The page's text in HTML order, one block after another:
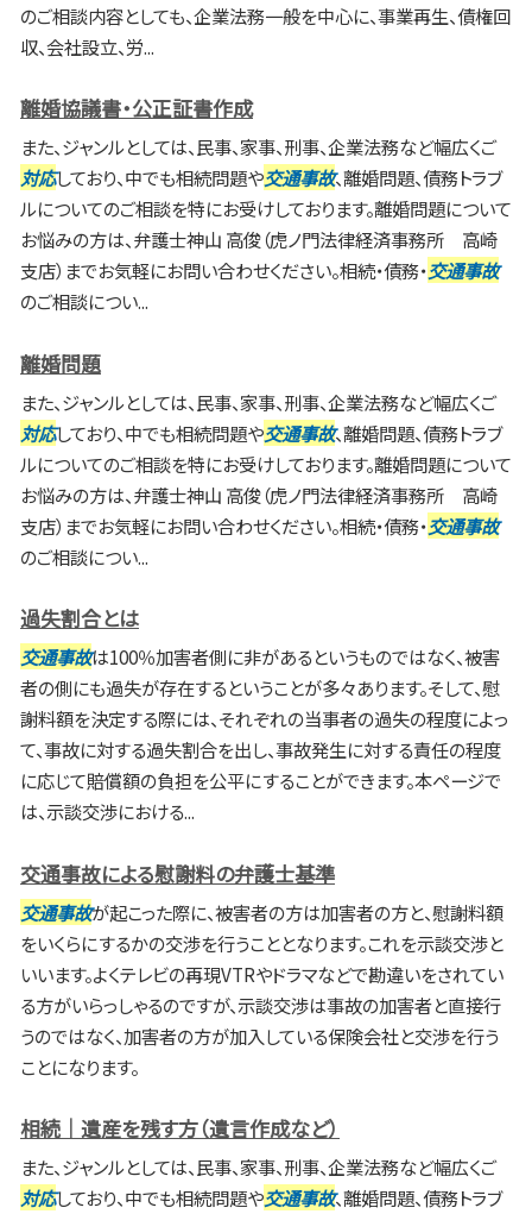
のご相談内容としても、企業法務一般を中心に、事業再生、債権回
収、会社設立、労...
離婚協議書・公正証書作成
また、ジャンルとしては、民事、家事、刑事、企業法務など幅広くご
対応しており、中でも相続問題や交通事故、離婚問題、債務トラブ
ルについてのご相談を特にお受けしております。離婚問題について
お悩みの方は、弁護士神山 高俊（虎ノ門法律経済事務所 高崎
支店）までお気軽にお問い合わせください。相続・債務・交通事故
のご相談につい...
離婚問題
また、ジャンルとしては、民事、家事、刑事、企業法務など幅広くご
対応しており、中でも相続問題や交通事故、離婚問題、債務トラブ
ルについてのご相談を特にお受けしております。離婚問題について
お悩みの方は、弁護士神山 高俊（虎ノ門法律経済事務所 高崎
支店）までお気軽にお問い合わせください。相続・債務・交通事故
のご相談につい...
過失割合とは
交通事故は100％加害者側に非があるというものではなく、被害
者の側にも過失が存在するということが多々あります。そして、慰
謝料額を決定する際には、それぞれの当事者の過失の程度によっ
て、事故に対する過失割合を出し、事故発生に対する責任の程度
に応じて賠償額の負担を公平にすることができます。本ページで
は、示談交渉における...
交通事故による慰謝料の弁護士基準
交通事故が起こった際に、被害者の方は加害者の方と、慰謝料額
をいくらにするかの交渉を行うこととなります。これを示談交渉と
いいます。よくテレビの再現VTRやドラマなどで勘違いをされてい
る方がいらっしゃるのですが、示談交渉は事故の加害者と直接行
うのではなく、加害者の方が加入している保険会社と交渉を行う
ことになります。
相続｜遺産を残す方（遺言作成など）
また、ジャンルとしては、民事、家事、刑事、企業法務など幅広くご
対応しており、中でも相続問題や交通事故、離婚問題、債務トラブ